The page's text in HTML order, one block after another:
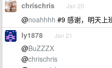
chrischris Jan 20
@noahhhh #9 感谢，明天上
ly1878 Jan 21
@BuZZZX
@chrischris